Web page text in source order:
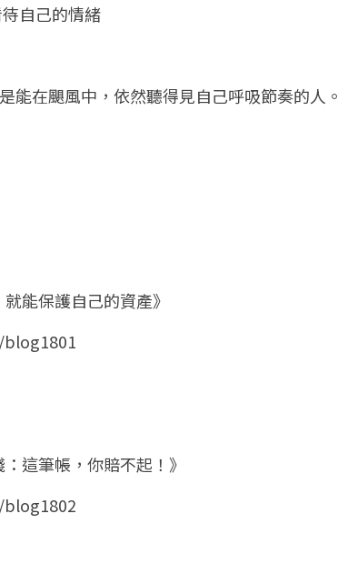
自己的情緒
能在颶風中，依然聽得見自己呼吸節奏的人。
能保護自己的資產》
這筆帳，你賠不起！》